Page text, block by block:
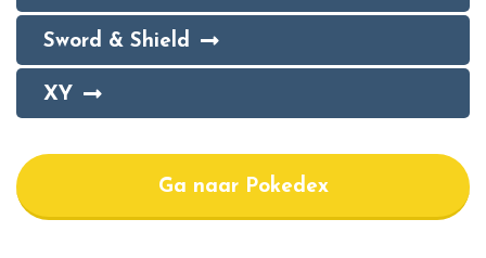
Sword & Shield
XY
Ga naar Pokedex